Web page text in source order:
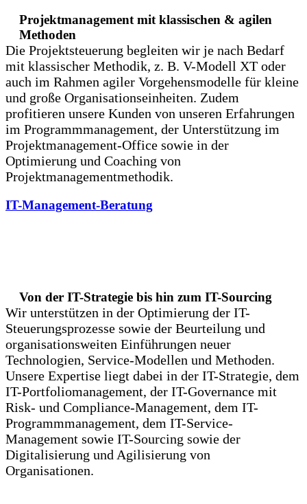
Projektmanagement mit klassischen & agilen
Methoden
Die Projektsteuerung begleiten wir je nach Bedarf
mit klassischer Methodik, z. B. V-Modell XT oder
auch im Rahmen agiler Vorgehensmodelle für kleine
und große Organisationseinheiten. Zudem
profitieren unsere Kunden von unseren Erfahrungen
im Programmmanagement, der Unterstützung im
Projektmanagement-Office sowie in der
Optimierung und Coaching von
Projektmanagementmethodik.
IT-Management-Beratung
Von der IT-Strategie bis hin zum IT-Sourcing
Wir unterstützen in der Optimierung der IT-
Steuerungsprozesse sowie der Beurteilung und
organisationsweiten Einführungen neuer
Technologien, Service-Modellen und Methoden.
Unsere Expertise liegt dabei in der IT-Strategie, dem
IT-Portfoliomanagement, der IT-Governance mit
Risk- und Compliance-Management, dem IT-
Programmmanagement, dem IT-Service-
Management sowie IT-Sourcing sowie der
Digitalisierung und Agilisierung von
Organisationen.